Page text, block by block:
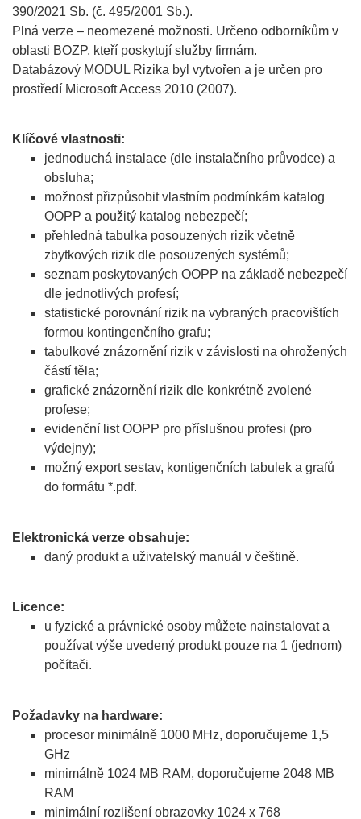
390/2021 Sb. (č. 495/2001 Sb.).
Plná verze – neomezené možnosti. Určeno odborníkům v
oblasti BOZP, kteří poskytují služby firmám.
Databázový MODUL Rizika byl vytvořen a je určen pro
prostředí Microsoft Access 2010 (2007).
Klíčové vlastnosti:
jednoduchá instalace (dle instalačního průvodce) a
obsluha;
možnost přizpůsobit vlastním podmínkám katalog
OOPP a použitý katalog nebezpečí;
přehledná tabulka posouzených rizik včetně
zbytkových rizik dle posouzených systémů;
seznam poskytovaných OOPP na základě nebezpečí
dle jednotlivých profesí;
statistické porovnání rizik na vybraných pracovištích
formou kontingenčního grafu;
tabulkové znázornění rizik v závislosti na ohrožených
částí těla;
grafické znázornění rizik dle konkrétně zvolené
profese;
evidenční list OOPP pro příslušnou profesi (pro
výdejny);
možný export sestav, kontigenčních tabulek a grafů
do formátu *.pdf.
Elektronická verze obsahuje:
daný produkt a uživatelský manuál v češtině.
Licence:
u fyzické a právnické osoby můžete nainstalovat a
používat výše uvedený produkt pouze na 1 (jednom)
počítači.
Požadavky na hardware:
procesor minimálně 1000 MHz, doporučujeme 1,5
GHz
minimálně 1024 MB RAM, doporučujeme 2048 MB
RAM
minimální rozlišení obrazovky 1024 x 768